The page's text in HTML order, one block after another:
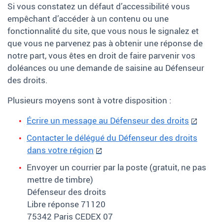
Si vous constatez un défaut d’accessibilité vous
empêchant d’accéder à un contenu ou une
fonctionnalité du site, que vous nous le signalez et
que vous ne parvenez pas à obtenir une réponse de
notre part, vous êtes en droit de faire parvenir vos
doléances ou une demande de saisine au Défenseur
des droits.
Plusieurs moyens sont à votre disposition :
Écrire un message au Défenseur des droits
Contacter le délégué du Défenseur des droits
dans votre région
Envoyer un courrier par la poste (gratuit, ne pas
mettre de timbre)
Défenseur des droits
Libre réponse 71120
75342 Paris CEDEX 07